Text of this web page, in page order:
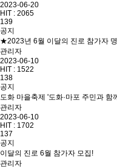
2023-06-20
HIT : 2065
139
공지
★2023년 6월 이달의 진로 참가자
관리자
2023-06-10
HIT : 1522
138
공지
도화 마을축제 '도화·마포 주민과 함
관리자
2023-06-10
HIT : 1702
137
공지
이달의 진로 6월 참가자 모집!
관리자